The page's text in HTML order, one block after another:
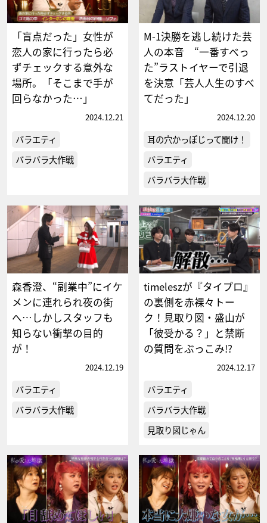
「盲点だった」女性が
恋人の家に行ったら必
ずチェックする意外な
場所。「そこまで手が
回らなかった…」
2024.12.21
バラエティ
バラバラ大作戦
M-1決勝を逃し続けた芸
人の本音 “一番すべっ
た”ラストイヤーで引退
を決意「芸人人生のすべ
てだった」
2024.12.20
耳の穴かっぽじって聞け！
バラエティ
バラバラ大作戦
森香澄、“副業中”にイケ
メンに連れられ夜の街
へ…しかしスタッフも
知らない衝撃の目的
が！
2024.12.19
バラエティ
バラバラ大作戦
timeleszが『タイプロ』
の裏側を赤裸々トー
ク！見取り図・盛山が
「彼受かる？」と禁断
の質問をぶっこみ!?
2024.12.17
バラエティ
バラバラ大作戦
見取り図じゃん